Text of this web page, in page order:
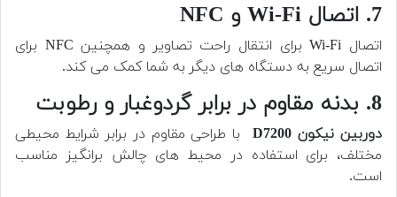
7. اتصال Wi-Fi و NFC
اتصال Wi-Fi برای انتقال راحت تصاویر و همچنین NFC برای
اتصال سریع به دستگاه های دیگر به شما کمک می کند.
8. بدنه مقاوم در برابر گردوغبار و رطوبت
دوربین نیکون D7200
با طراحی مقاوم در برابر شرایط محیطی
مختلف، برای استفاده در محیط های چالش برانگیز مناسب
است.